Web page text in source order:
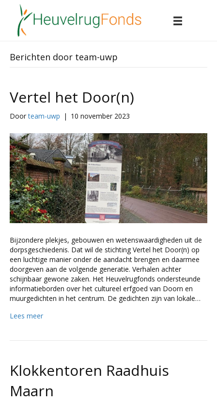
Berichten door team-uwp
Vertel het Door(n)
Doorteam-uwp | 10 november 2023
Bijzondere plekjes, gebouwen en wetenswaardigheden uit de
dorpsgeschiedenis. Dat wil de stichting Vertel het Door(n) op
een luchtige manier onder de aandacht brengen en daarmee
doorgeven aan de volgende generatie. Verhalen achter
schijnbaar gewone zaken. Het Heuvelrugfonds ondersteunde
informatieborden over het cultureel erfgoed van Doorn en
muurgedichten in het centrum. De gedichten zijn van lokale…
Lees meer
Klokkentoren Raadhuis
Maarn